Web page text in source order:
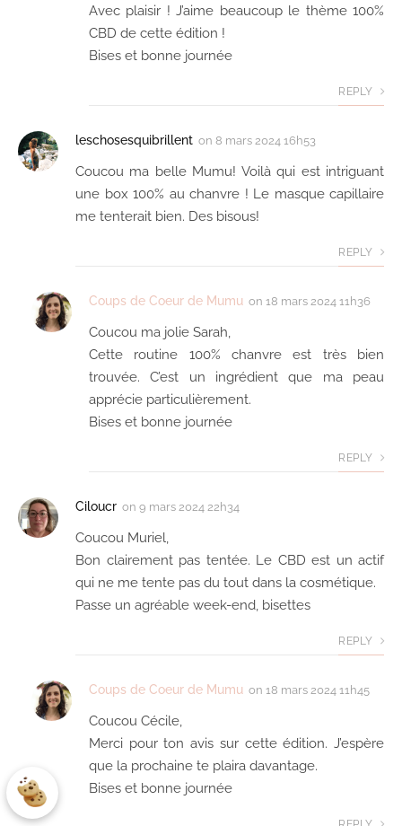
Avec plaisir ! J’aime beaucoup le thème 100%
CBD de cette édition !
Bises et bonne journée
REPLY
leschosesquibrillent on 8 mars 2024 16h53
Coucou ma belle Mumu! Voilà qui est intriguant
une box 100% au chanvre ! Le masque capillaire
me tenterait bien. Des bisous!
REPLY
Coups de Coeur de Mumu on 18 mars 2024 11h36
Coucou ma jolie Sarah,
Cette routine 100% chanvre est très bien
trouvée. C’est un ingrédient que ma peau
apprécie particulièrement.
Bises et bonne journée
REPLY
Ciloucr on 9 mars 2024 22h34
Coucou Muriel,
Bon clairement pas tentée. Le CBD est un actif
qui ne me tente pas du tout dans la cosmétique.
Passe un agréable week-end, bisettes
REPLY
Coups de Coeur de Mumu on 18 mars 2024 11h45
Coucou Cécile,
Merci pour ton avis sur cette édition. J’espère
que la prochaine te plaira davantage.
Bises et bonne journée